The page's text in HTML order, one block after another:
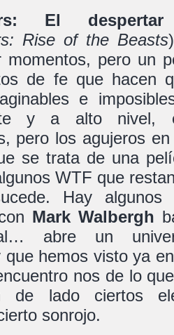
El
Rise of the Beasts
momentos, pero un
de fe que hacen
e
y a alto
pero los agujeros
se trata de una
WTF que
Hay algunos
Mark Walbergh
abre un
que hemos visto ya
nos de lo
lado ciertos
sonrojo.